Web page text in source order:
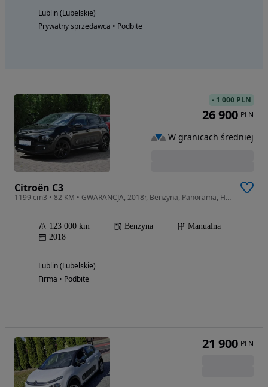
Lublin (Lubelskie)
Prywatny sprzedawca • Podbite
Citroën C3
1199 cm3 • 82 KM • GWARANCJA, 2018r, Benzyna, Panorama, Hands-free, Apple Car play !!!
123 000 km Benzyna
Manualna
2018
Lublin (Lubelskie)
Firma • Podbite
- 1 000 PLN
26 900 PLN
W granicach średniej
21 900 PLN